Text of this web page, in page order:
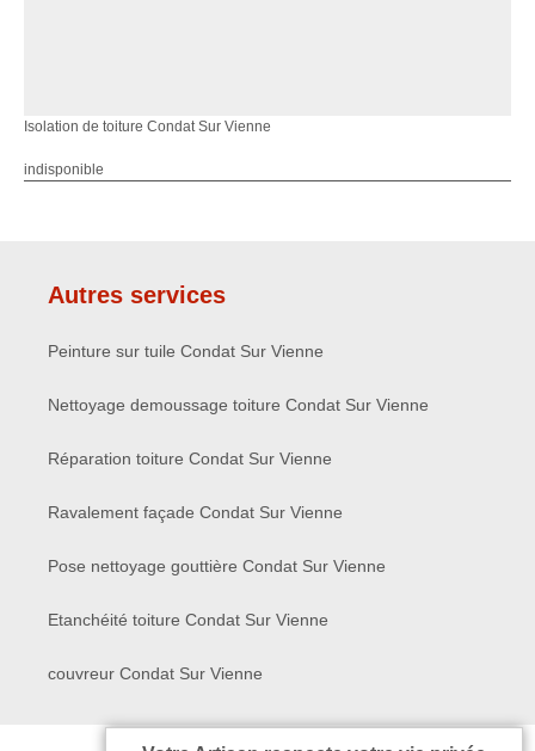
Isolation de toiture Condat Sur Vienne
indisponible
Autres services
Peinture sur tuile Condat Sur Vienne
Nettoyage demoussage toiture Condat Sur Vienne
Réparation toiture Condat Sur Vienne
Ravalement façade Condat Sur Vienne
Pose nettoyage gouttière Condat Sur Vienne
Etanchéité toiture Condat Sur Vienne
couvreur Condat Sur Vienne